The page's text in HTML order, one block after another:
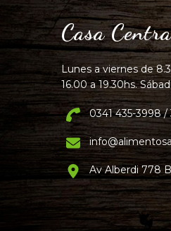
Casa
Lunes a viernes de
16.00 a 19.30hs.
0341 435-3998 /
Av Alberdi 778